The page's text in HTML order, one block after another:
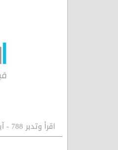
اقرأ وتدبر 788 - آية إلا من أتى الله بقلب سليم